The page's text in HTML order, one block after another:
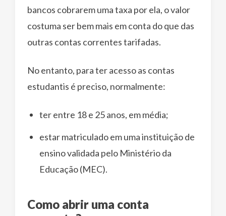
bancos cobrarem uma taxa por ela, o valor
costuma ser bem mais em conta do que das
outras contas correntes tarifadas.
No entanto, para ter acesso as contas
estudantis é preciso, normalmente:
ter entre 18 e 25 anos, em média;
estar matriculado em uma instituição de
ensino validada pelo Ministério da
Educação (MEC).
Como abrir uma conta